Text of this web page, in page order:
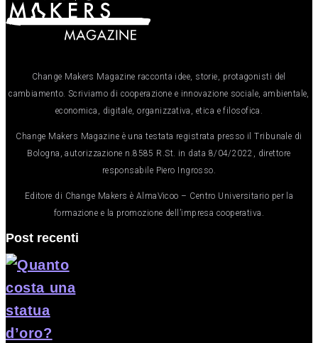
Change Makers Magazine racconta idee, storie, protagonisti del
cambiamento. Scriviamo di cooperazione e innovazione sociale, ambientale,
economica, digitale, organizzativa, etica e filosofica.
Change Makers Magazine è una testata registrata presso il Tribunale di
Bologna, autorizzazione n.8585 R.St. in data 8/04/2022, direttore
responsabile Piero Ingrosso.
Editore di Change Makers è AlmaVicoo – Centro Universitario per la
formazione e la promozione dell’impresa cooperativa.
Post recenti